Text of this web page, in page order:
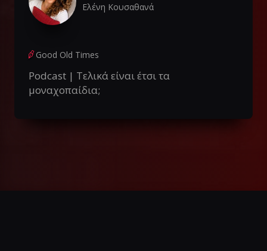
Ελένη Κουσαθανά
Good Old Times
Podcast | Τελικά είναι έτσι τα
μοναχοπαίδια;